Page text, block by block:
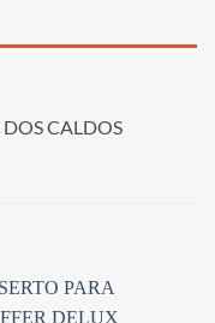
CALDOS